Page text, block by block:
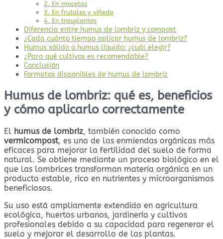
2. En macetas
3. En frutales y viñedo
4. En trasplantes
Diferencia entre humus de lombriz y compost
¿Cada cuánto tiempo aplicar humus de lombriz?
Humus sólido o humus líquido: ¿cuál elegir?
¿Para qué cultivos es recomendable?
Conclusión
Formatos disponibles de humus de lombriz
Humus de lombriz: qué es, beneficios
y cómo aplicarlo correctamente
El humus de lombriz, también conocido como
vermicompost, es una de las enmiendas orgánicas más
eficaces para mejorar la fertilidad del suelo de forma
natural. Se obtiene mediante un proceso biológico en el
que las lombrices transforman materia orgánica en un
producto estable, rico en nutrientes y microorganismos
beneficiosos.
Su uso está ampliamente extendido en agricultura
ecológica, huertos urbanos, jardinería y cultivos
profesionales debido a su capacidad para regenerar el
suelo y mejorar el desarrollo de las plantas.